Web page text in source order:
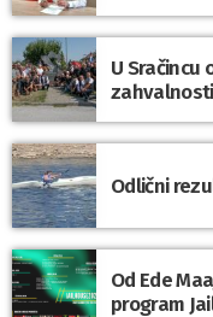
U Sračincu
Odlični
Od Ede
program